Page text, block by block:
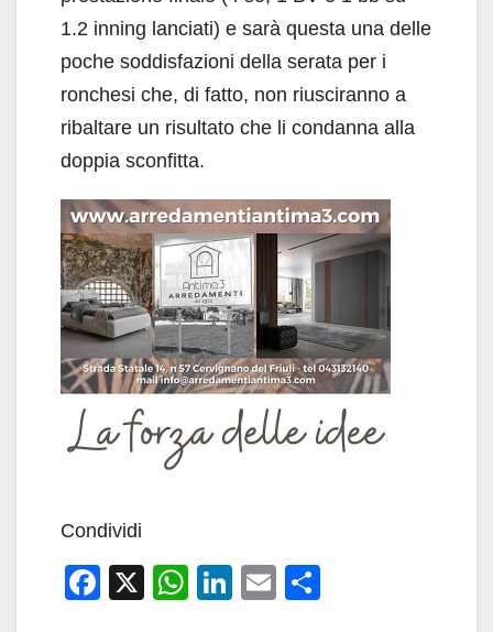
1.2 inning lanciati) e sarà questa una delle
poche soddisfazioni della serata per i
ronchesi che, di fatto, non riusciranno a
ribaltare un risultato che li condanna alla
doppia sconfitta.
Condividi
F
X
W
Li
E